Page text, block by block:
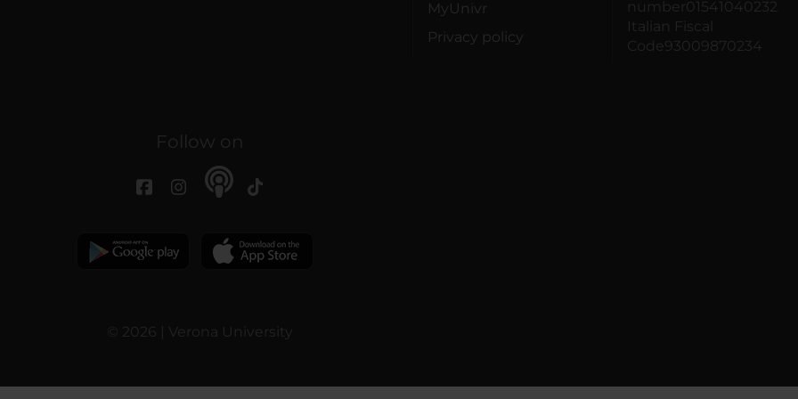
MyUnivr
Privacy policy
number01541040232
Italian Fiscal
Code93009870234
Follow on
© 2026 | Verona University